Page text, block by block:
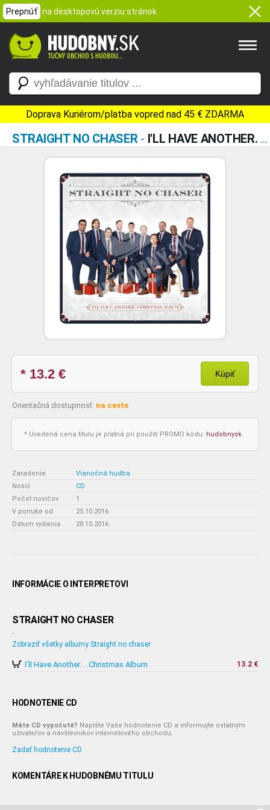
Prepnúť na desktopovú verziu stránok
Doprava Kuriérom/platba vopred nad 45 € ZDARMA
STRAIGHT NO CHASER- I'LL HAVE ANOTHER. . .CHRISTMAS ALBUM
* 13.2 € Kúpiť
Orientačná dostupnosť: na ceste
* Uvedená cena titulu je platná pri použití PROMO kódu: hudobnysk
Zaradenie : Vianočná hudba
Nosič
: CD
Počet nosičov
: 1
V ponuke od
: 25.10.2016
Dátum vydania
: 28.10.2016
INFORMÁCIE O INTERPRETOVI
STRAIGHT NO CHASER
-
Zobraziť všetky albumy Straight no chaser
I'll Have Another. . .Christmas Album 13.2 €
HODNOTENIE CD
Máte CD vypočuté? Napíšte Vaše hodnotenie CD a informujte ostatným
užívateľov a návštevníkov internetového obchodu.
Zadať hodnotenie CD
KOMENTÁRE K HUDOBNÉMU TITULU